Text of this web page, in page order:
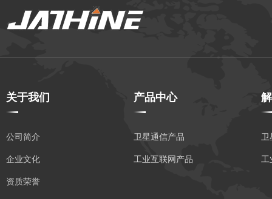
产品中心
卫星通信产品
工业互联网产品
关于我们
卫
工
公司简介
企业文化
资质荣誉